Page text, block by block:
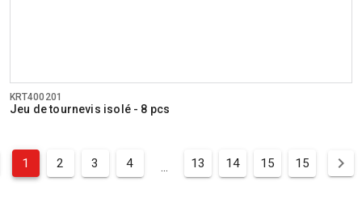
KRT400201
Jeu de tournevis isolé - 8 pcs
1 2 3 4 ... 13 14 15 15